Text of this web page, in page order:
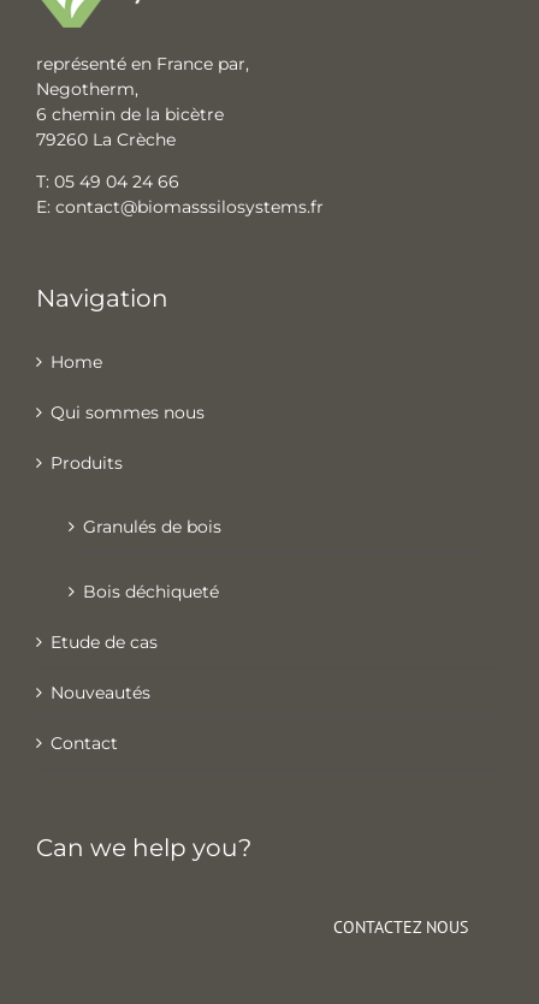
représenté en France par,
Negotherm,
6 chemin de la bicètre
79260 La Crèche
T: 05 49 04 24 66
E: contact@biomasssilosystems.fr
Navigation
Home
Qui sommes nous
Produits
Granulés de bois
Bois déchiqueté
Etude de cas
Nouveautés
Contact
Can we help you?
CONTACTEZ NOUS